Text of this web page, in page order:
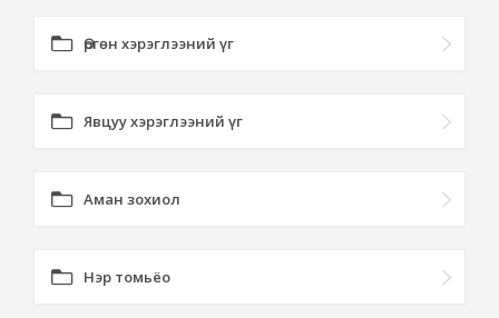
Өргөн хэрэглээний үг
Явцуу хэрэглээний үг
Аман зохиол
Нэр томьёо